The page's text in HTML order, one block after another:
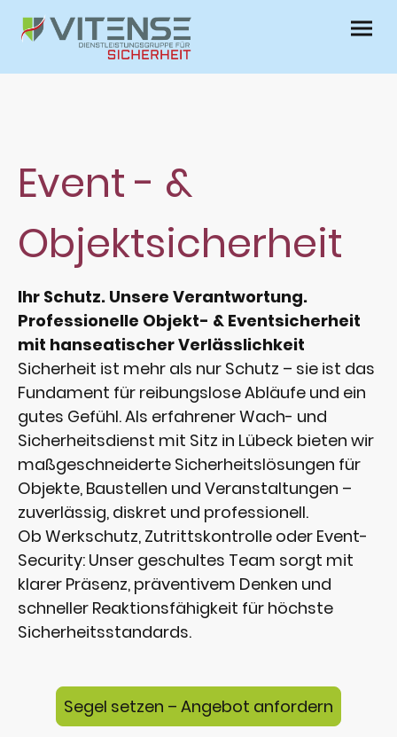
Event - &
Objektsicherheit
Ihr Schutz. Unsere Verantwortung.
Professionelle Objekt- & Event­sicherheit
mit hanseatischer Verlässlichkeit
Sicherheit ist mehr als nur Schutz – sie ist das
Fundament für reibungslose Abläufe und ein
gutes Gefühl. Als erfahrener Wach- und
Sicherheitsdienst mit Sitz in Lübeck bieten wir
maßgeschneiderte Sicherheitslösungen für
Objekte, Baustellen und Veranstaltungen –
zuverlässig, diskret und professionell.
Ob Werkschutz, Zutrittskontrolle oder Event-
Security: Unser geschultes Team sorgt mit
klarer Präsenz, präventivem Denken und
schneller Reaktionsfähigkeit für höchste
Sicherheitsstandards.
Segel setzen – Angebot anfordern